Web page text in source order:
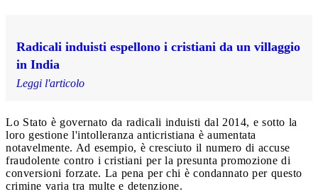
Radicali induisti espellono i cristiani da un villaggio
in India
Leggi l'articolo
Lo Stato è governato da radicali induisti dal 2014, e sotto la
loro gestione l'intolleranza anticristiana è aumentata
notavelmente. Ad esempio, è cresciuto il numero di accuse
fraudolente contro i cristiani per la presunta promozione di
conversioni forzate. La pena per chi è condannato per questo
crimine varia tra multe e detenzione.